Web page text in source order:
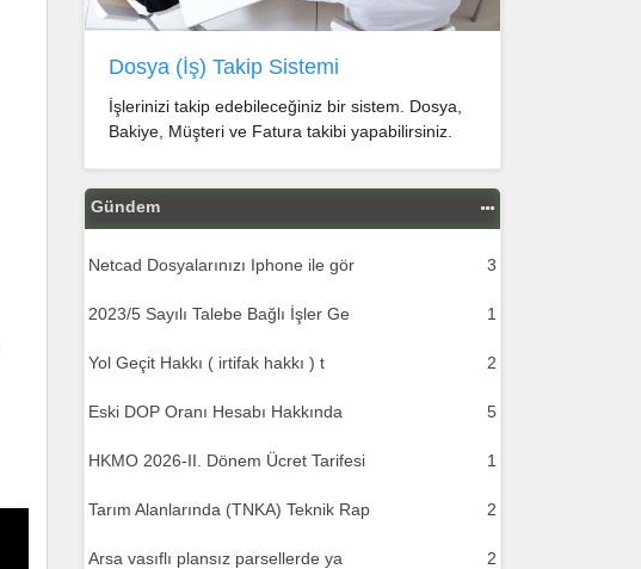
Dosya (İş) Takip Sistemi
İşlerinizi takip edebileceğiniz bir sistem. Dosya,
Bakiye, Müşteri ve Fatura takibi yapabilirsiniz.
Gündem
Netcad Dosyalarınızı Iphone ile gör 3
2023/5 Sayılı Talebe Bağlı İşler Ge 1
Yol Geçit Hakkı ( irtifak hakkı ) t 2
Eski DOP Oranı Hesabı Hakkında 5
HKMO 2026-II. Dönem Ücret Tarifesi 1
Tarım Alanlarında (TNKA) Teknik Rap 2
Arsa vasıflı plansız parsellerde ya 2